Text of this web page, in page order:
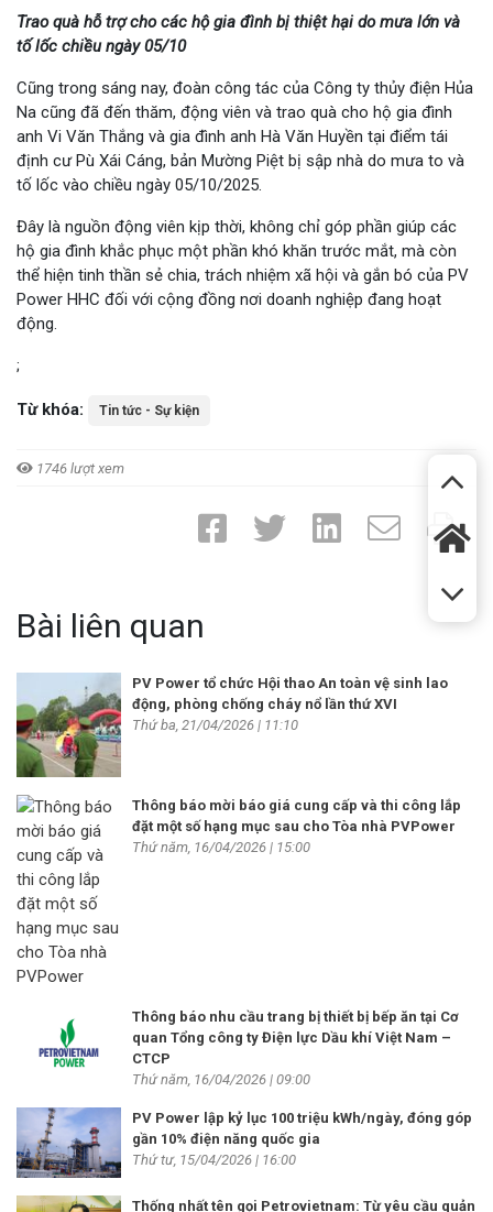
Trao quà hỗ trợ cho các hộ gia đình bị thiệt hại do mưa lớn và
tố lốc chiều ngày 05/10
Cũng trong sáng nay, đoàn công tác của Công ty thủy điện Hủa
Na cũng đã đến thăm, động viên và trao quà cho hộ gia đình
anh Vi Văn Thắng và gia đình anh Hà Văn Huyền tại điểm tái
định cư Pù Xái Cáng, bản Mường Piệt bị sập nhà do mưa to và
tố lốc vào chiều ngày 05/10/2025.
Đây là nguồn động viên kịp thời, không chỉ góp phần giúp các
hộ gia đình khắc phục một phần khó khăn trước mắt, mà còn
thể hiện tinh thần sẻ chia, trách nhiệm xã hội và gắn bó của PV
Power HHC đối với cộng đồng nơi doanh nghiệp đang hoạt
động.
;
Từ khóa: Tin tức - Sự kiện
1746 lượt xem
Bài liên quan
PV Power tổ chức Hội thao An toàn vệ sinh lao
động, phòng chống cháy nổ lần thứ XVI
Thứ ba, 21/04/2026 | 11:10
Thông báo mời báo giá cung cấp và thi công lắp
đặt một số hạng mục sau cho Tòa nhà PVPower
Thứ năm, 16/04/2026 | 15:00
Thông báo nhu cầu trang bị thiết bị bếp ăn tại Cơ
quan Tổng công ty Điện lực Dầu khí Việt Nam –
CTCP
Thứ năm, 16/04/2026 | 09:00
PV Power lập kỷ lục 100 triệu kWh/ngày, đóng góp
gần 10% điện năng quốc gia
Thứ tư, 15/04/2026 | 16:00
Thống nhất tên gọi Petrovietnam: Từ yêu cầu quản